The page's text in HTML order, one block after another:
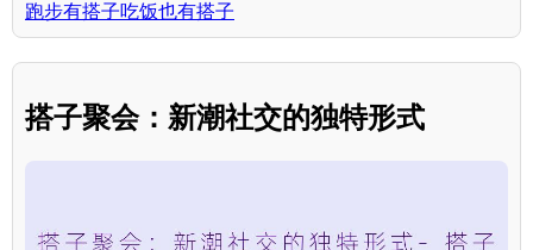
跑步有搭子吃饭也有搭子
搭子聚会：新潮社交的独特形式